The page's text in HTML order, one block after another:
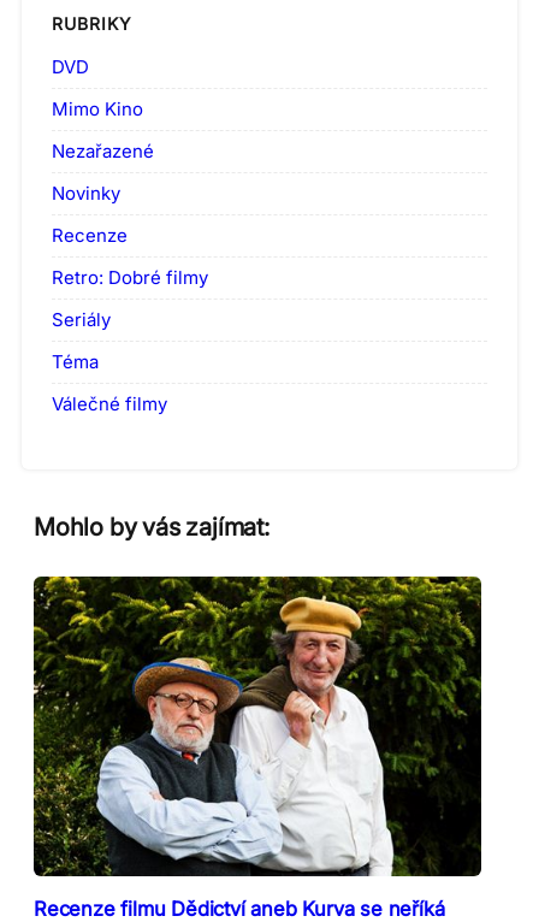
RUBRIKY
DVD
Mimo Kino
Nezařazené
Novinky
Recenze
Retro: Dobré filmy
Seriály
Téma
Válečné filmy
Mohlo by vás zajímat:
Recenze filmu Dědictví aneb Kurva se neříká